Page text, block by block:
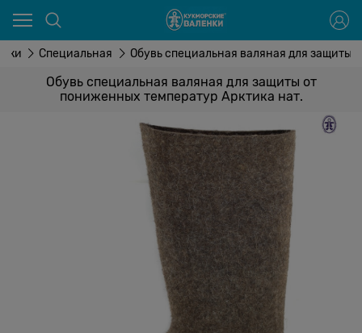
Специальная Обувь специальная валяная для защиты
Обувь специальная валяная для защиты от
пониженных температур Арктика нат.